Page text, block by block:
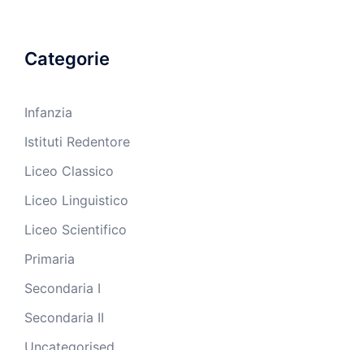
Categorie
Infanzia
Istituti Redentore
Liceo Classico
Liceo Linguistico
Liceo Scientifico
Primaria
Secondaria I
Secondaria II
Uncategorised